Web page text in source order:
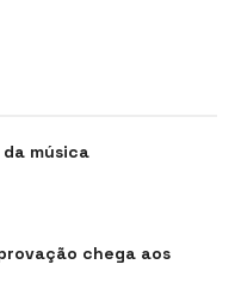
música
chega aos